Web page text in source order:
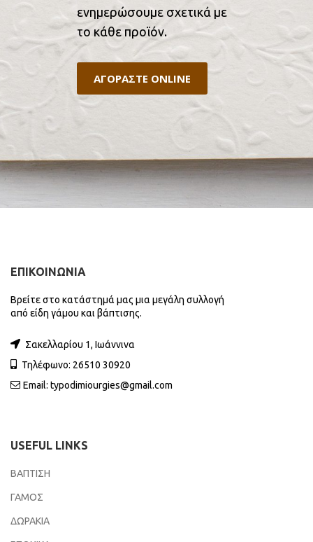
ενημερώσουμε σχετικά με
το κάθε προϊόν.
ΑΓΟΡΑΣΤΕ ONLINE
ΕΠΙΚΟΙΝΩΝΙΑ
Βρείτε στο κατάστημά μας μια μεγάλη συλλογή
από είδη γάμου και βάπτισης.
Σακελλαρίου 1, Ιωάννινα
Τηλέφωνο: 26510 30920
Email: typodimiourgies@gmail.com
USEFUL LINKS
ΒΑΠΤΙΣΗ
ΓΑΜΟΣ
ΔΩΡΑΚΙΑ